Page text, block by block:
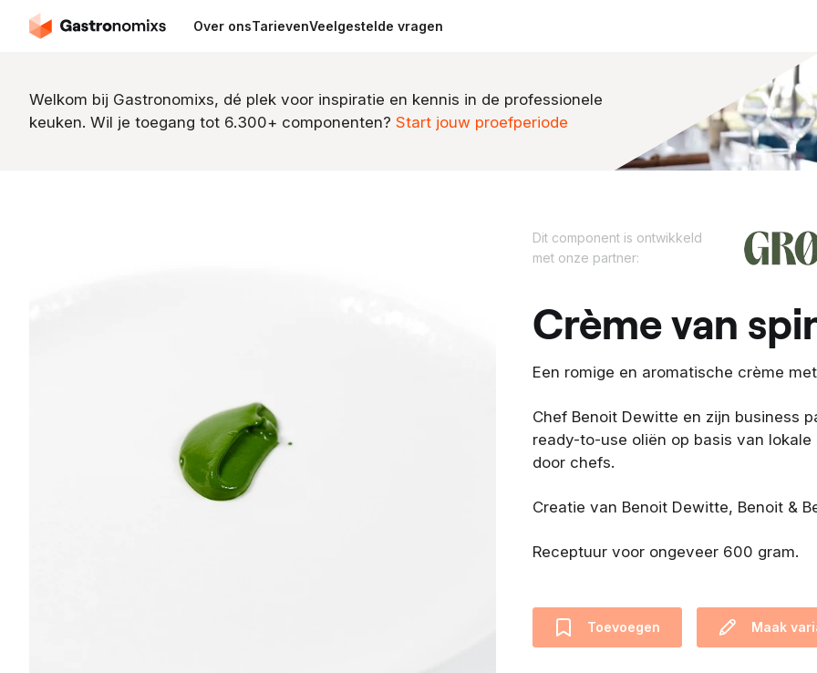
Over onsTarievenVeelgestelde vragen
Welkom bij Gastronomixs, dé plek voor inspiratie en kennis in de professionele
keuken. Wil je toegang tot 6.300+ componenten? Start jouw proefperiode
Dit component is ontwikkeld
met onze partner:
i
t
m
o
e
n
s
n
w
k
crème van
Een romige en aromatische crème
Chef Benoit Dewitte en zijn business
ready-to-use oliën op basis van
door chefs.
Creatie van Benoit Dewitte, Benoit &
Receptuur voor ongeveer 600 gram.
Toevoegen Maak